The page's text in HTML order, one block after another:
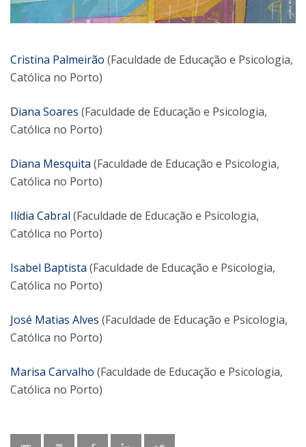
Cristina Palmeirão (Faculdade de Educação e Psicologia,
Católica no Porto)
Diana Soares (Faculdade de Educação e Psicologia,
Católica no Porto)
Diana Mesquita (Faculdade de Educação e Psicologia,
Católica no Porto)
Ilídia Cabral (Faculdade de Educação e Psicologia,
Católica no Porto)
Isabel Baptista (Faculdade de Educação e Psicologia,
Católica no Porto)
José Matias Alves (Faculdade de Educação e Psicologia,
Católica no Porto)
Marisa Carvalho (Faculdade de Educação e Psicologia,
Católica no Porto)